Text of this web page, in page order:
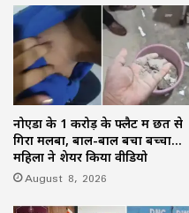
नोएडा के 1 करोड़ के फ्लैट में छत से
गिरा मलबा, बाल-बाल बचा बच्चा…
महिला ने शेयर किया वीडियो
August 8, 2026